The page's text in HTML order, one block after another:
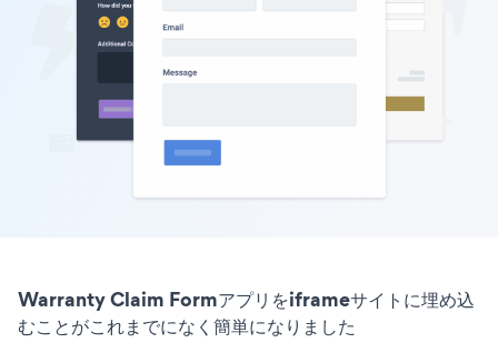
Warranty Claim Formアプリをiframeサイトに埋め込
むことがこれまでになく簡単になりました